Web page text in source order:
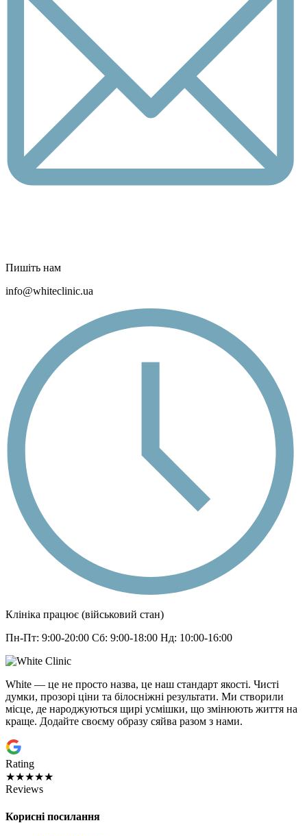
Пишіть нам
info@whiteclinic.ua
Клініка працює (військовий стан)
Пн-Пт: 9:00-20:00 Сб: 9:00-18:00 Нд: 10:00-16:00
White — це не просто назва, це наш стандарт якості. Чисті
думки, прозорі ціни та білосніжні результати. Ми створили
місце, де народжуються щирі усмішки, що змінюють життя на
краще. Додайте своєму образу сяйва разом з нами.
Rating
★★★★★
Reviews
Корисні посилання